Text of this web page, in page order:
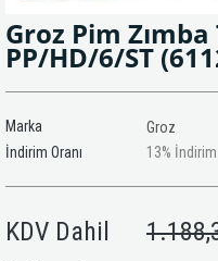
Groz Pim Zımba
PP/HD/6/ST
Marka
Groz
İndirim Oranı
%
13 İndirim
KDV Dahil